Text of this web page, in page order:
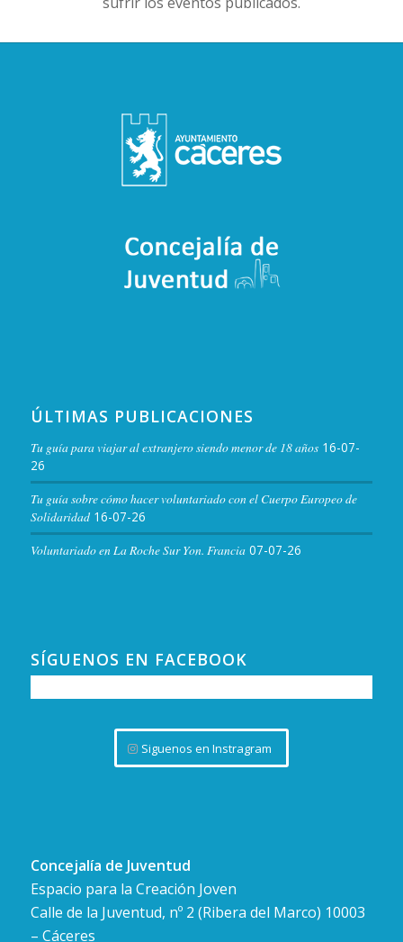
ÚLTIMAS PUBLICACIONES
Tu guía para viajar al extranjero siendo menor de 18 años 16-07-
26
Tu guía sobre cómo hacer voluntariado con el Cuerpo Europeo de
Solidaridad 16-07-26
Voluntariado en La Roche Sur Yon. Francia 07-07-26
SÍGUENOS EN FACEBOOK
Siguenos en Instragram
Concejalía de Juventud
Espacio para la Creación Joven
Calle de la Juventud, nº 2 (Ribera del Marco) 10003
– Cáceres